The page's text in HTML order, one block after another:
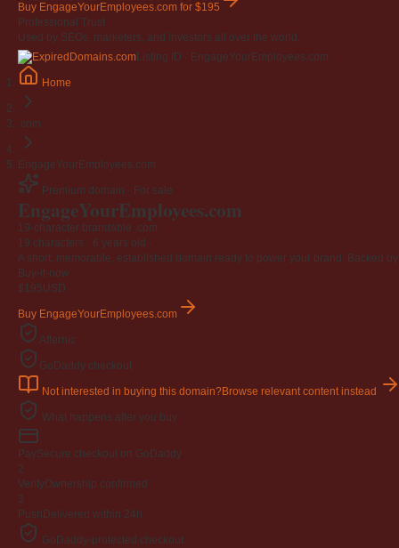
Buy EngageYourEmployees.com for $195
Professional Trust
Used by SEOs, marketers, and investors all over the world.
Listing ID · EngageYourEmployees.com
Home
.com
EngageYourEmployees.com
Premium domain · For sale
EngageYourEmployees.com
19-character brandable .com
19 characters · 6 years old
A short, memorable, established domain ready to power your brand. Backed
Buy-it-now
$195USD
Buy EngageYourEmployees.com
Afternic
GoDaddy checkout
Not interested in buying this domain?Browse relevant content instead
What happens after you buy
PaySecure checkout on GoDaddy
2
VerifyOwnership confirmed
3
Push Delivered within 24h
GoDaddy-protected checkout